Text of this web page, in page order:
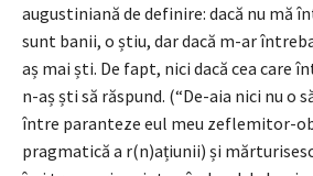
augustiniană de definire: dacă nu mă
sunt banii, o știu, dar dacă m-ar
aș mai ști. De fapt, nici dacă cea care
n-aș ști să răspund. (“De-aia nici nu o
între paranteze eul meu zeflemitor-
pragmatică a r(n)ațiunii) și